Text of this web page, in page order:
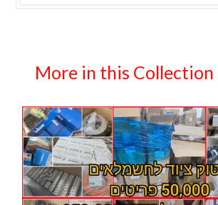
More in this Collection